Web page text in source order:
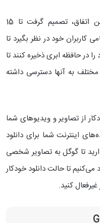
خوشبختانه، گوگل برای جلوگیری از این اتفاق، تصمیم گرفت تا 15
کاربران خود در نظر بگیرد تا
در حافظه ابری ذخیره کنند تا
به آنها دسترسی داشته
از تصاویر و ویدیوهای شما
اینترنت شما برای دانلود
تا گوگل به تصاویر شخصی
تا حالت دانلود خودکار
کنید.